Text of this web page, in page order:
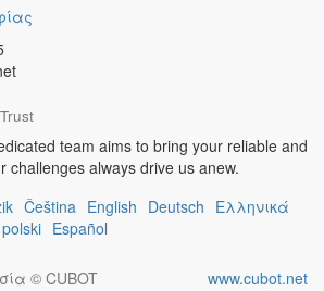
team aims to bring your reliable and
challenges always drive us anew.
Čeština English Deutsch Ελληνικά
Español
www.cubot.net
© CUBOT